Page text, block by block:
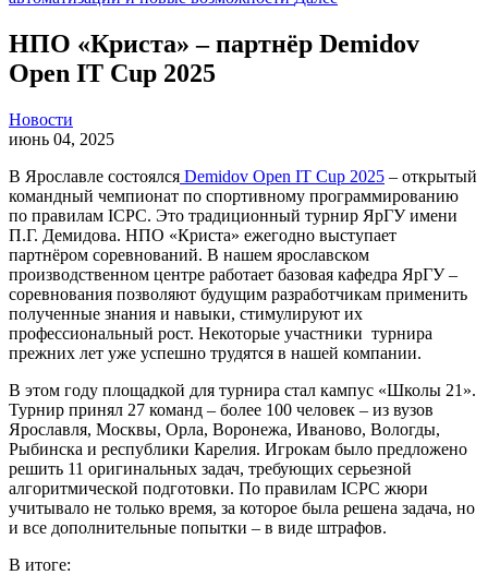
НПО «Криста» – партнёр Demidov
Open IT Cup 2025
Новости
июнь 04, 2025
В Ярославле состоялся Demidov Open IT Cup 2025 – открытый
командный чемпионат по спортивному программированию
по правилам ICPC. Это традиционный турнир ЯрГУ имени
П.Г. Демидова. НПО «Криста» ежегодно выступает
партнёром соревнований. В нашем ярославском
производственном центре работает базовая кафедра ЯрГУ –
соревнования позволяют будущим разработчикам применить
полученные знания и навыки, стимулируют их
профессиональный рост. Некоторые участники турнира
прежних лет уже успешно трудятся в нашей компании.
В этом году площадкой для турнира стал кампус «Школы 21».
Турнир принял 27 команд – более 100 человек – из вузов
Ярославля, Москвы, Орла, Воронежа, Иваново, Вологды,
Рыбинска и республики Карелия. Игрокам было предложено
решить 11 оригинальных задач, требующих серьезной
алгоритмической подготовки. По правилам ICPC жюри
учитывало не только время, за которое была решена задача, но
и все дополнительные попытки – в виде штрафов.
В итоге: